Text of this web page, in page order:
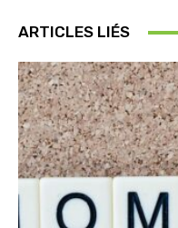
ARTICLES LIÉS